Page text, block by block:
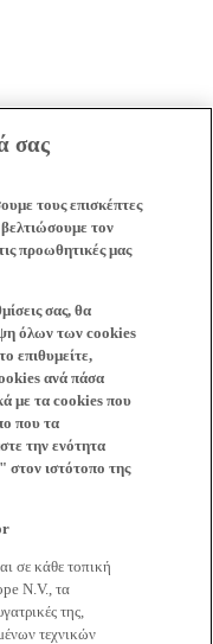
σας
τους επισκέπτες
τον
προωθητικές μας
σας, θα
όλων των cookies
επιθυμείτε,
ανά πάσα
με τα cookies που
που τα
την ενότητα
ιστότοπο της
σε κάθε τοπική
N.V., τα
της,
τεχνικών